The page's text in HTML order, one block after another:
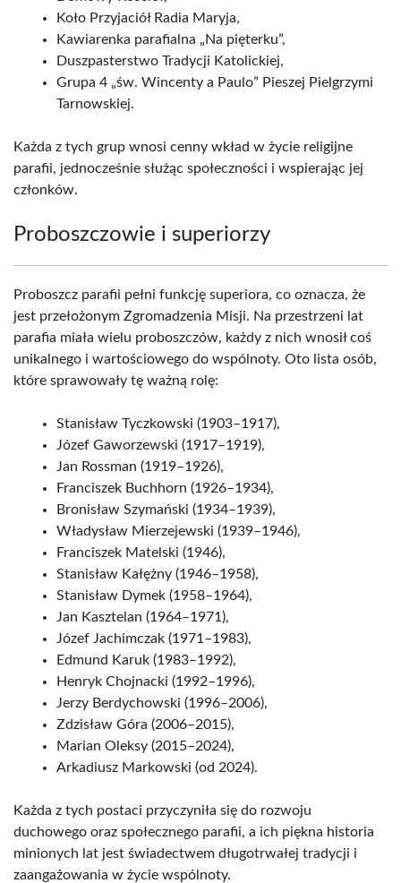
Koło Przyjaciół Radia Maryja,
Kawiarenka parafialna „Na pięterku”,
Duszpasterstwo Tradycji Katolickiej,
Grupa 4 „św. Wincenty a Paulo” Pieszej Pielgrzymi
Tarnowskiej.
Każda z tych grup wnosi cenny wkład w życie religijne
parafii, jednocześnie służąc społeczności i wspierając jej
członków.
Proboszczowie i superiorzy
Proboszcz parafii pełni funkcję superiora, co oznacza, że
jest przełożonym Zgromadzenia Misji. Na przestrzeni lat
parafia miała wielu proboszczów, każdy z nich wnosił coś
unikalnego i wartościowego do wspólnoty. Oto lista osób,
które sprawowały tę ważną rolę:
Stanisław Tyczkowski (1903–1917),
Józef Gaworzewski (1917–1919),
Jan Rossman (1919–1926),
Franciszek Buchhorn (1926–1934),
Bronisław Szymański (1934–1939),
Władysław Mierzejewski (1939–1946),
Franciszek Matelski (1946),
Stanisław Kałężny (1946–1958),
Stanisław Dymek (1958–1964),
Jan Kasztelan (1964–1971),
Józef Jachimczak (1971–1983),
Edmund Karuk (1983–1992),
Henryk Chojnacki (1992–1996),
Jerzy Berdychowski (1996–2006),
Zdzisław Góra (2006–2015),
Marian Oleksy (2015–2024),
Arkadiusz Markowski (od 2024).
Każda z tych postaci przyczyniła się do rozwoju
duchowego oraz społecznego parafii, a ich piękna historia
minionych lat jest świadectwem długotrwałej tradycji i
zaangażowania w życie wspólnoty.